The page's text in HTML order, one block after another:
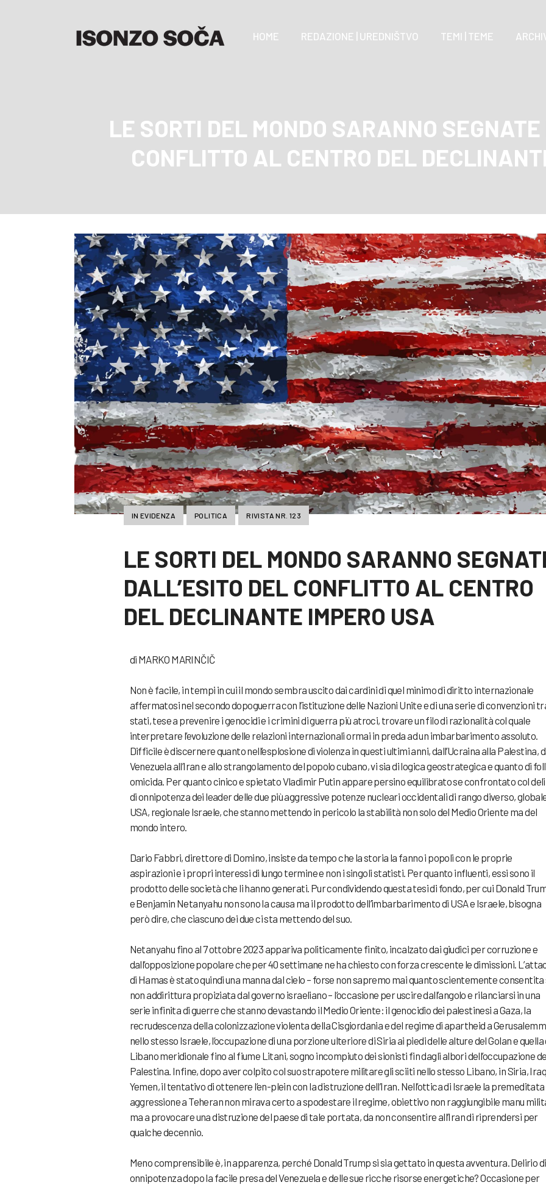
HOME REDAZIONE | UREDNIŠTVO TEMI | TEME
LE SORTI DEL MONDO SARANNO
CONFLITTO AL CENTRO DEL
IN EVIDENZA POLITICA RIVISTA NR. 123
LE SORTI DEL MONDO SARANNO
DALL’ESITO DEL CONFLITTO AL CENTRO
DEL DECLINANTE IMPERO USA
di MARKO MARINČIČ
Non è facile, in tempi in cui il mondo sembra uscito dai cardini di quel minimo di diritto internazionale
affermatosi nel secondo dopoguerra con l’istituzione delle Nazioni Unite e di una serie di convenzioni
stati, tese a prevenire i genocidi e i crimini di guerra più atroci, trovare un filo di razionalità col quale
interpretare l’evoluzione delle relazioni internazionali ormai in preda ad un imbarbarimento assoluto.
Difficile è discernere quanto nell’esplosione di violenza in questi ultimi anni, dall’Ucraina alla Palestina,
Venezuela all’Iran e allo strangolamento del popolo cubano, vi sia di logica geostrategica e quanto di
omicida. Per quanto cinico e spietato Vladimir Putin appare persino equilibrato se confrontato col
di onnipotenza dei leader delle due più aggressive potenze nucleari occidentali di rango diverso,
USA, regionale Israele, che stanno mettendo in pericolo la stabilità non solo del Medio Oriente ma del
mondo intero.
Dario Fabbri, direttore di Domino, insiste da tempo che la storia la fanno i popoli con le proprie
aspirazioni e i propri interessi di lungo termine e non i singoli statisti. Per quanto influenti, essi sono il
prodotto delle società che li hanno generati. Pur condividendo questa tesi di fondo, per cui Donald
e Benjamin Netanyahu non sono la causa ma il prodotto dell’imbarbarimento di USA e Israele, bisogna
però dire, che ciascuno dei due ci sta mettendo del suo.
Netanyahu fino al 7 ottobre 2023 appariva politicamente finito, incalzato dai giudici per corruzione e
dall’opposizione popolare che per 40 settimane ne ha chiesto con forza crescente le dimissioni.
di Hamas è stato quindi una manna dal cielo – forse non sapremo mai quanto scientemente consentita
non addirittura propiziata dal governo israeliano – l’occasione per uscire dall’angolo e rilanciarsi in una
serie infinita di guerre che stanno devastando il Medio Oriente: il genocidio dei palestinesi a Gaza, la
recrudescenza della colonizzazione violenta della Cisgiordania e del regime di apartheid a
nello stesso Israele, l’occupazione di una porzione ulteriore di Siria ai piedi delle alture del Golan e quella
Libano meridionale fino al fiume Litani, sogno incompiuto dei sionisti fin dagli albori dell’occupazione
Palestina. Infine, dopo aver colpito col suo strapotere militare gli sciiti nello stesso Libano, in Siria,
Yemen, il tentativo di ottenere l’en-plein con la distruzione dell’Iran. Nell’ottica di Israele la premeditata
aggressione a Teheran non mirava certo a spodestare il regime, obiettivo non raggiungibile manu
ma a provocare una distruzione del paese di tale portata, da non consentire all’Iran di riprendersi per
qualche decennio.
Meno comprensibile è, in apparenza, perché Donald Trump si sia gettato in questa avventura. Delirio di
onnipotenza dopo la facile presa del Venezuela e delle sue ricche risorse energetiche? Occasione per